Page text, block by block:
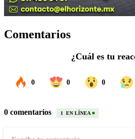
Comentarios